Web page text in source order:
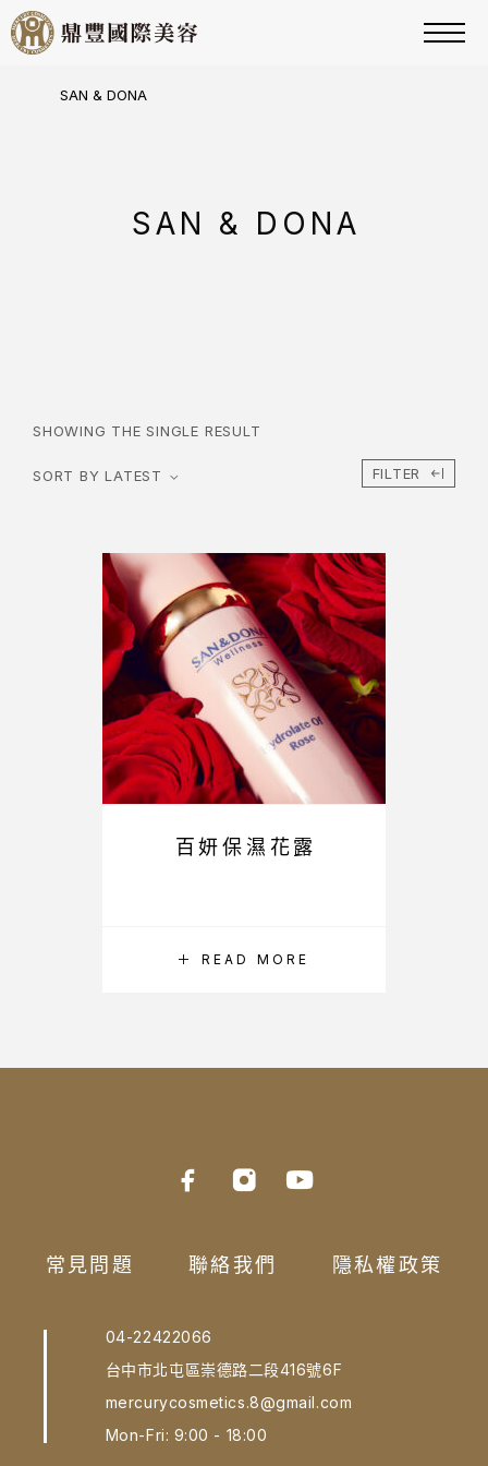
SAN & DONA
SAN & DONA
SHOWING THE SINGLE RESULT
SORT BY LATEST FILTER
READ MORE
百妍保濕花露
常見問題 聯絡我們 隱私權政策
04-22422066
台中市北屯區崇德路二段416號6F
mercurycosmetics.8@gmail.com
Mon-Fri: 9:00 - 18:00